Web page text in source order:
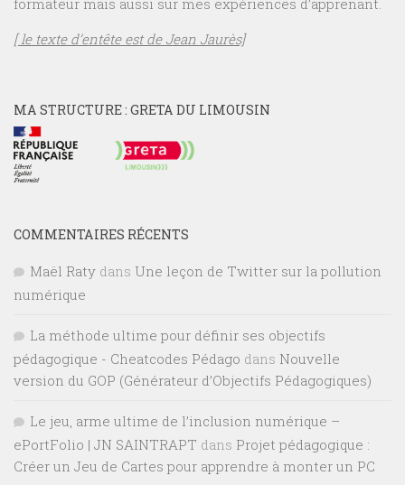
[ le texte d’entête est de Jean Jaurès]
MA STRUCTURE : GRETA DU LIMOUSIN
COMMENTAIRES RÉCENTS
Maël Raty dans Une leçon de Twitter sur la pollution
numérique
La méthode ultime pour définir ses objectifs
pédagogique - Cheatcodes Pédago dans Nouvelle
version du GOP (Générateur d’Objectifs Pédagogiques)
Le jeu, arme ultime de l’inclusion numérique –
ePortFolio | JN SAINTRAPT dans Projet pédagogique :
Créer un Jeu de Cartes pour apprendre à monter un PC